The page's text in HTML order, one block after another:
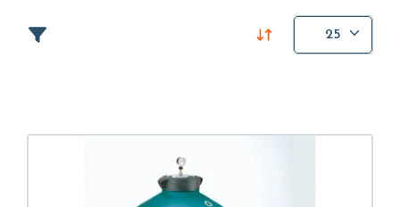
piscinas elevadas y es muy fácil de instalar.
y duran toda la temporada.
25